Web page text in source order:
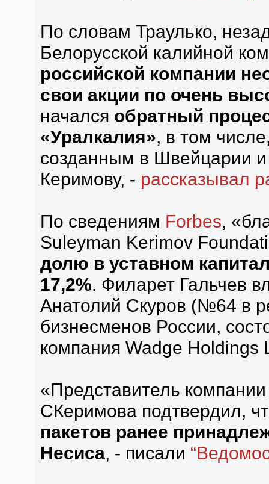
По словам Траулько,
Белорусской калийной
российской компании
свои акции по очень
начался обратный
«Уралкалия», в том
созданным в Швейцарии
Керимову, - рассказывал
По сведениям Forbes,
Suleyman Kerimov
долю в уставном
17,2%. Филарет Гальчев
Анатолий Скуров (№64 в
бизнесменов России,
компания Wadge Holdings
«Представитель
СКеримова подтвердил,
пакетов ранее
Несиса, - писали